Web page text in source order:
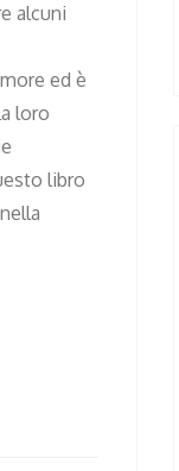
alcuni
ed è
loro
libro